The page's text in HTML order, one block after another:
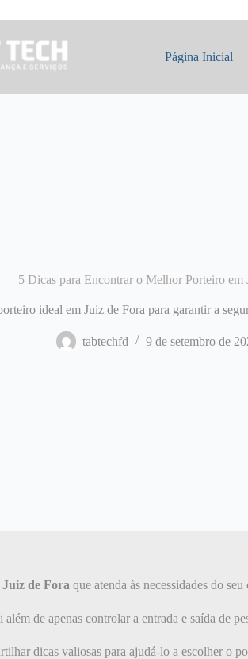
Página Inicial
5 Dicas para Encontrar o Melhor Porteiro em
ideal em Juiz de Fora para garantir a
tabtechfd 9 de setembro de
de Fora que atenda às necessidades do
de apenas controlar a entrada e saída de
dicas valiosas para ajudá-lo a escolher o